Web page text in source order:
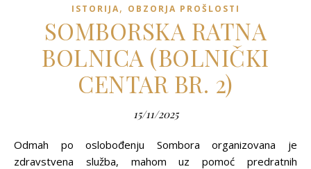
ISTORIJA, OBZORJA PROŠLOSTI
SOMBORSKA RATNA
BOLNICA (BOLNIČKI
CENTAR BR. 2)
15/11/2025
Odmah po oslobođenju Sombora organizovana je
zdravstvena služba, mahom uz pomoć predratnih